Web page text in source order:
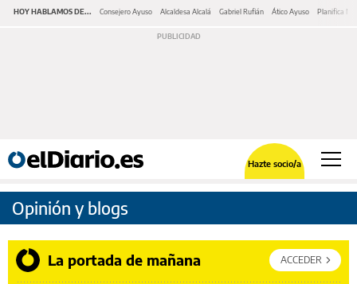
HOY HABLAMOS DE... Consejero Ayuso Alcaldesa Alcalá Gabriel Rufián Ático Ayuso Planifica
Hazte socio/a
Opinión y blogs
La portada de mañana ACCEDER